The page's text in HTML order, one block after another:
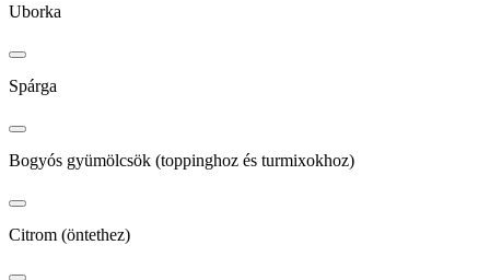
Uborka
Spárga
Bogyós gyümölcsök (toppinghoz és turmixokhoz)
Citrom (öntethez)